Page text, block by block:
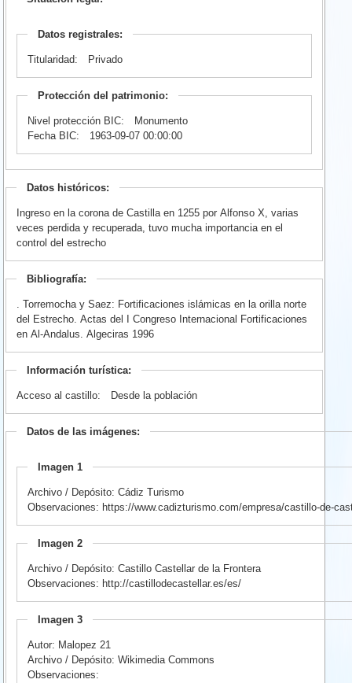
Datos registrales:
Titularidad: Privado
Protección del patrimonio:
Nivel protección BIC:
Monumento
Fecha BIC:
1963-09-07 00:00:00
Datos históricos:
Ingreso en la corona de Castilla en 1255 por Alfonso X, varias
veces perdida y recuperada, tuvo mucha importancia en el
control del estrecho
Bibliografía:
. Torremocha y Saez: Fortificaciones islámicas en la orilla norte
del Estrecho. Actas del I Congreso Internacional Fortificaciones
en Al-Andalus. Algeciras 1996
Información turística:
Acceso al castillo: Desde la población
Datos de las imágenes:
Imagen 1
Archivo / Depósito: Cádiz Turismo
Observaciones: https://www.cadizturismo.com/empresa/castillo-de-
Imagen 2
Archivo / Depósito: Castillo Castellar de la Frontera
Observaciones: http://castillodecastellar.es/es/
Imagen 3
Autor: Malopez 21
Archivo / Depósito: Wikimedia Commons
Observaciones: